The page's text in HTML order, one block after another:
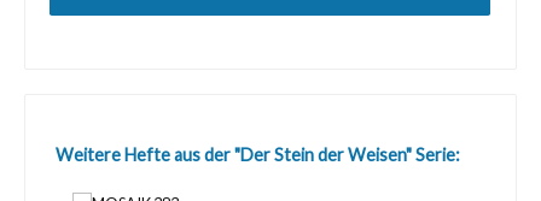
Produktgalerie überspringen
Weitere Hefte aus der "Der Stein der Weisen" Serie: